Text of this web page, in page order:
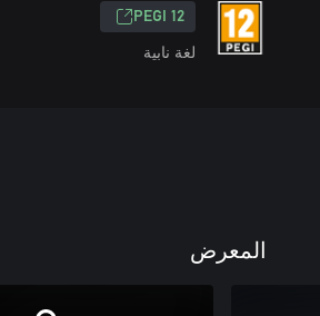
PEGI 12
لغة نابية
المعرض